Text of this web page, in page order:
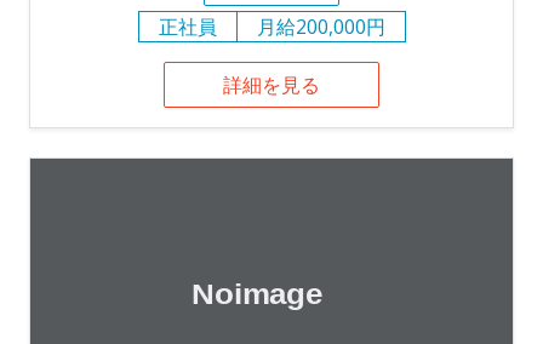
正社員
月給200,000円
詳細を見る